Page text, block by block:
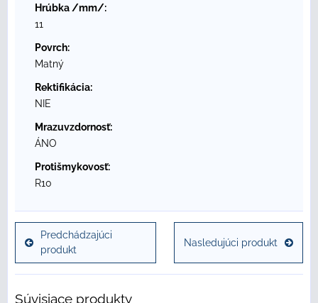
Hrúbka /mm/:
11
Povrch:
Matný
Rektifikácia:
NIE
Mrazuvzdornosť:
ÁNO
Protišmykovosť:
R10
Predchádzajúci
produkt
Nasledujúci produkt
Súvisiace produkty